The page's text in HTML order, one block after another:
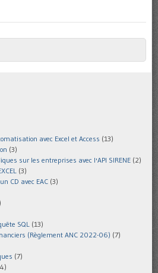
avec Excel et Access (13)
(3)
sur les entreprises avec l'API SIRENE (2)
(3)
CD avec EAC (3)
SQL (13)
(Règlement ANC 2022-06) (7)
(7)